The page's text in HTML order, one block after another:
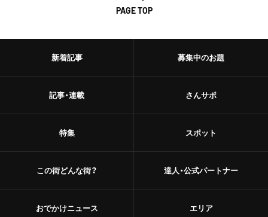
PAGE TOP
新着記事
記事・連載
特集
この街どんな街？
おでかけニュース
募集中のお題
さんサポ
スポット
達人・公式パートナー
エリア